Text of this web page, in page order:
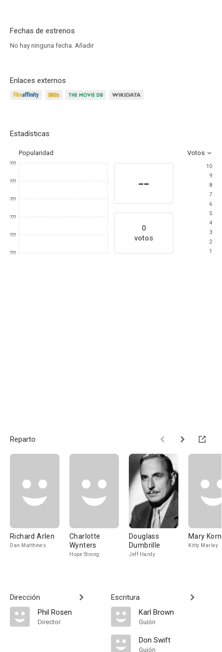
Fechas de estrenos
No hay ninguna fecha. Añadir
Enlaces externos
Estadísticas
Popularidad Votos
???
???
???
???
???
???
--
0
votos
10
9
8
7
6
5
4
3
2
1
Reparto
Richard Arlen
Dan Matthews
Charlotte
Wynters
Hope Strong
Douglass
Dumbrille
Jeff Hardy
Mary
Kitty Marley
Dirección
Phil Rosen
Director
Escritura
Karl Brown
Guión
Don Swift
Guión